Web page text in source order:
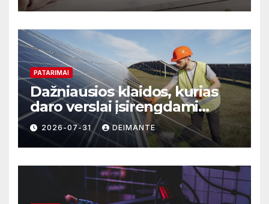
PATARIMAI
Dažniausios klaidos, kurias
daro verslai įsirengdami
saulės elektrinę
2026-07-31 DEIMANTE